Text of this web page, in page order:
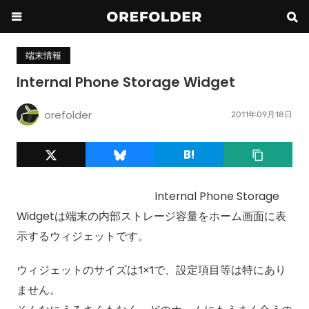
端末情報
Internal Phone Storage Widget
orefolder 2011年09月18日
Internal Phone Storage
Widgetは端末の内部ストレージ容量をホーム画面に表
示するウィジェットです。
ウィジェットのサイズは1×1で、設定項目等は特にあり
ません。